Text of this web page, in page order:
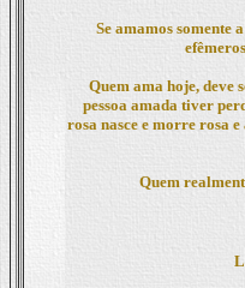
Se amamos somente
Quem ama hoje, deve
pessoa amada tiver
rosa nasce e morre rosa
Quem